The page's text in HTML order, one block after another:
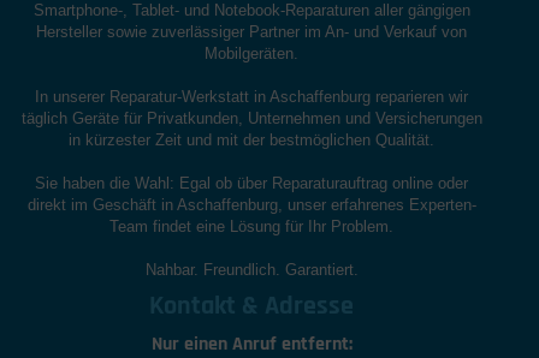
Smartphone-, Tablet- und Notebook-Reparaturen aller gängigen
Hersteller sowie zuverlässiger Partner im An- und Verkauf von
Mobilgeräten.
In unserer Reparatur-Werkstatt in Aschaffenburg reparieren wir
täglich Geräte für Privatkunden, Unternehmen und Versicherungen
in kürzester Zeit und mit der bestmöglichen Qualität.
Sie haben die Wahl: Egal ob über Reparaturauftrag online oder
direkt im Geschäft in Aschaffenburg, unser erfahrenes Experten-
Team findet eine Lösung für Ihr Problem.
Nahbar. Freundlich. Garantiert.
Kontakt & Adresse
Nur einen Anruf entfernt: